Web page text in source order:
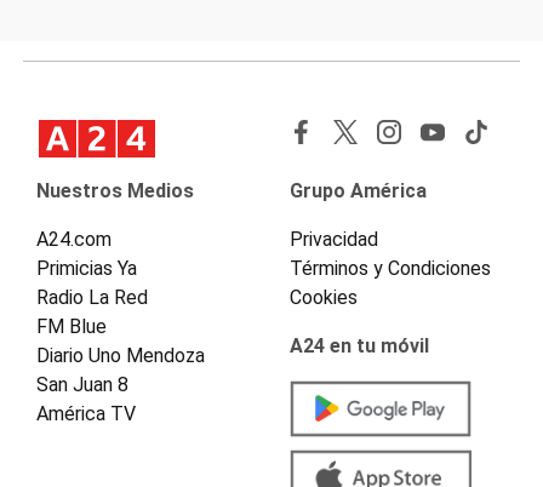
Nuestros Medios
A24.com
Primicias Ya
Radio La Red
FM Blue
Diario Uno Mendoza
San Juan 8
América TV
Grupo América
Privacidad
Términos y Condiciones
Cookies
A24 en tu móvil